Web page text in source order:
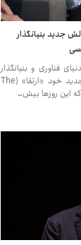
جدید بنیانگذار
فناوری و بنیانگذار
بیزنس اینسایدر، با انتشار رمان جدید خود «ارتقا» (The